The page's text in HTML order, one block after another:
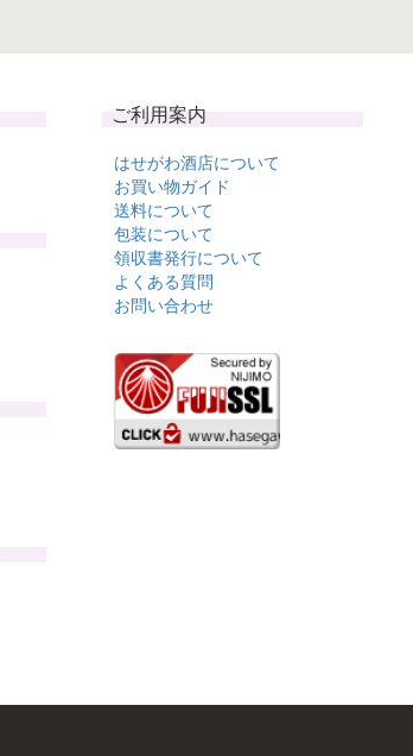
ご利用案内
はせがわ酒店について
お買い物ガイド
送料について
包装について
領収書発行について
よくある質問
お問い合わせ